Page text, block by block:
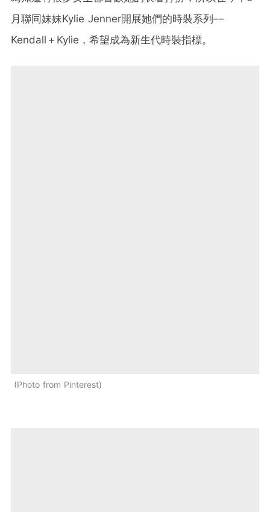
月聯同妹妹Kylie Jenner開展她們的時裝系列––
Kendall ＋ Kylie ，希望成為新生代時裝指標。
Photo from Pinterest